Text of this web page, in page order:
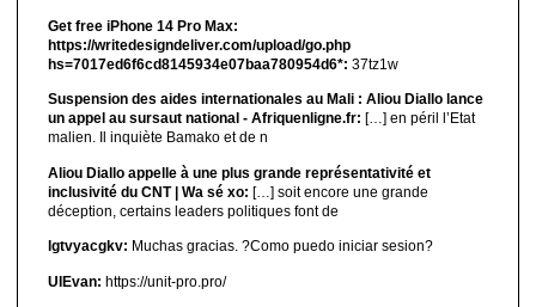
Get free iPhone 14 Pro Max:
https://writedesigndeliver.com/upload/go.php
hs=7017ed6f6cd8145934e07baa780954d6*: 37tz1w
Suspension des aides internationales au Mali : Aliou Diallo lance
un appel au sursaut national - Afriquenligne.fr: […] en péril l’Etat
malien. Il inquiète Bamako et de n
Aliou Diallo appelle à une plus grande représentativité et
inclusivité du CNT | Wa sé xo: […] soit encore une grande
déception, certains leaders politiques font de
lgtvyacgkv: Muchas gracias. ?Como puedo iniciar sesion?
UIEvan: https://unit-pro.pro/